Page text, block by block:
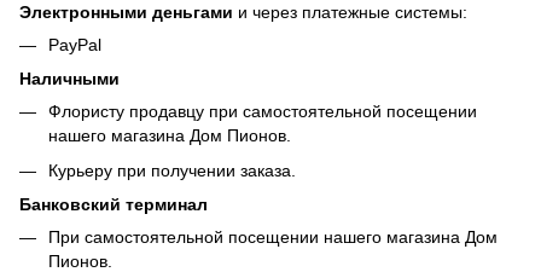
Электронными деньгами и через платежные системы:
PayPal
Наличными
Флористу продавцу при самостоятельной посещении
нашего магазина Дом Пионов.
Курьеру при получении заказа.
Банковский терминал
При самостоятельной посещении нашего магазина Дом
Пионов.